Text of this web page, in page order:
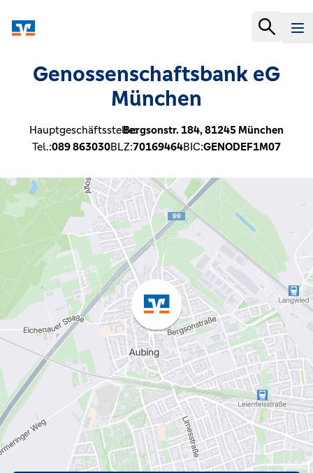
Genossenschaftsbank eG
München
Hauptgeschäftsstelle:Bergsonstr. 184,81245München
Tel.:089 863030BLZ:70169464BIC:GENODEF1M07